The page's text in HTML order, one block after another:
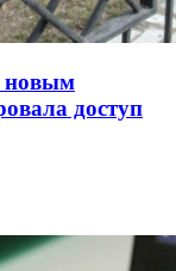
новым
доступ